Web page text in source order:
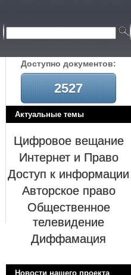
Доcтупно документов:
2527
Актуальные темы
Цифровое вещание
Интернет и Право
Доступ к информации
Авторское право
Общественное
телевидение
Диффамация
Новости нашего проекта